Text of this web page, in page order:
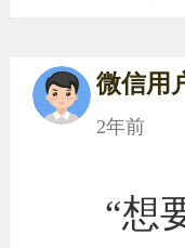
微信用
2年前
“想